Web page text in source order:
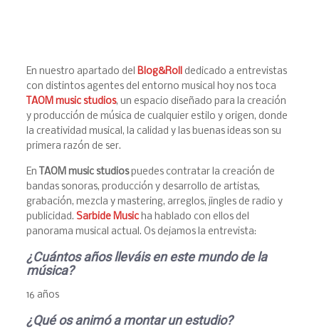
En nuestro apartado del Blog&Rolldedicado a entrevistas
con distintos agentes del entorno musical hoy nos toca
TAOM music studios, un espacio diseñado para la creación
y producción de música de cualquier estilo y origen, donde
la creatividad musical, la calidad y las buenas ideas son su
primera razón de ser.
En TAOM music studiospuedes contratar la creación de
bandas sonoras, producción y desarrollo de artistas,
grabación, mezcla y mastering, arreglos, jingles de radio y
publicidad. Sarbide Musicha hablado con ellos del
panorama musical actual. Os dejamos la entrevista:
¿Cuántos años lleváis en este mundo de la
música?
16 años
¿Quéos animó a montar un estudio?